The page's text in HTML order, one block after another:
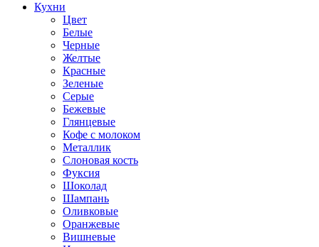
Кухни
Цвет
Белые
Черные
Желтые
Красные
Зеленые
Серые
Бежевые
Глянцевые
Кофе с молоком
Металлик
Слоновая кость
Фуксия
Шоколад
Шампань
Оливковые
Оранжевые
Вишневые